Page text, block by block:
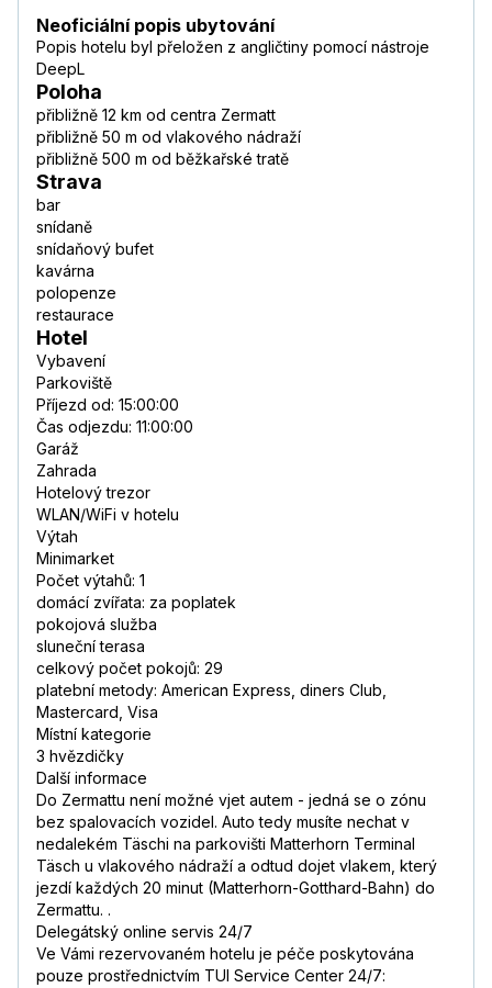
Neoficiální popis ubytování
Popis hotelu byl přeložen z angličtiny pomocí nástroje
DeepL
Poloha
přibližně 12 km od centra Zermatt
přibližně 50 m od vlakového nádraží
přibližně 500 m od běžkařské tratě
Strava
bar
snídaně
snídaňový bufet
kavárna
polopenze
restaurace
Hotel
Vybavení
Parkoviště
Příjezd od: 15:00:00
Čas odjezdu: 11:00:00
Garáž
Zahrada
Hotelový trezor
WLAN/WiFi v hotelu
Výtah
Minimarket
Počet výtahů: 1
domácí zvířata: za poplatek
pokojová služba
sluneční terasa
celkový počet pokojů: 29
platební metody: American Express, diners Club,
Mastercard, Visa
Místní kategorie
3 hvězdičky
Další informace
Do Zermattu není možné vjet autem - jedná se o zónu
bez spalovacích vozidel. Auto tedy musíte nechat v
nedalekém Täschi na parkovišti Matterhorn Terminal
Täsch u vlakového nádraží a odtud dojet vlakem, který
jezdí každých 20 minut (Matterhorn-Gotthard-Bahn) do
Zermattu. .
Delegátský online servis 24/7
Ve Vámi rezervovaném hotelu je péče poskytována
pouze prostřednictvím TUI Service Center 24/7: